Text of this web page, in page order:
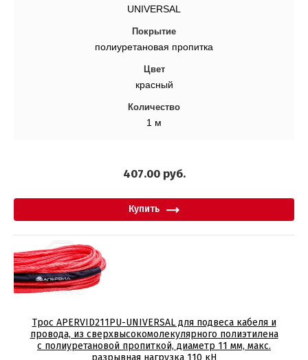
UNIVERSAL
Покрытие
полиуретановая пропитка
Цвет
красный
Количество
1 м
407.00руб.
Купить
Трос APERVID211PU-UNIVERSAL для подвеса кабеля и
провода, из сверхвысокомолекулярного полиэтилена
с полиуретановой пропиткой, диаметр 11 мм, макс.